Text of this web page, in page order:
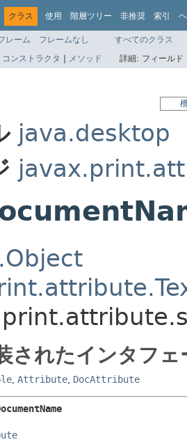
クラス 使用 階層ツリー 非推奨 索引
レーム フレームなし
すべてのクラス
コンストラクタ | メソッド 詳細: フィール
java.desktop
されたインタフ
Attribute DocAttribute